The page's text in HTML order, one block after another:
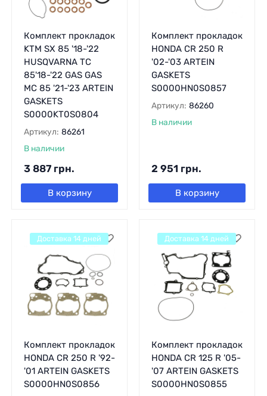
Комплект прокладок
KTM SX 85 '18-'22
HUSQVARNA TC
85'18-'22 GAS GAS
MC 85 '21-'23 ARTEIN
GASKETS
S0000KT0S0804
Артикул: 86261
В наличии
3 887 грн.
В корзину
Комплект прокладок
HONDA CR 250 R
'02-'03 ARTEIN
GASKETS
S0000HN0S0857
Артикул: 86260
В наличии
2 951 грн.
В корзину
Комплект прокладок
HONDA CR 250 R '92-
'01 ARTEIN GASKETS
S0000HN0S0856
Доставка 14 дней
Комплект прокладок
HONDA CR 125 R '05-
'07 ARTEIN GASKETS
S0000HN0S0855
Доставка 14 дней